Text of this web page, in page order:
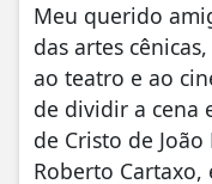
Meu querido
das artes
ao teatro e ao
de dividir a cena
de Cristo de
Roberto